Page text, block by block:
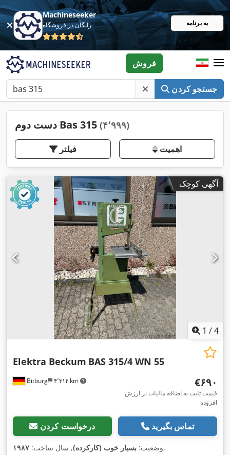
Machineseeker
رایگان در فروشگاه به برنامه
جستجو کردن
فروش
دست دوم Bas 315 (۴٬۹۹۹)
فیلتر اهمیت
آگهی کوچک
1 /4
Bitburg ۴٬۳۱۴ km
Elektra Beckum BAS 315/4 WN 55
‎€۶۹۰
قیمت ثابت به اضافه مالیات بر ارزش
افزوده
درخواست کردن تماس بگیرید
وضعیت: بسیار خوب (کارکرده), سال ساخت: ۱۹۸۷ ,